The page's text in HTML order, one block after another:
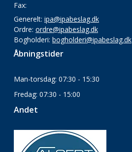
Fax:
Generelt: ipa@ipabeslag.dk
Ordre: ordre@ipabeslag.dk
Bogholderi: bogholderi@ipabeslag.dk
Åbningstider
Man-torsdag: 07:30 - 15:30
Fredag: 07:30 - 15:00
Andet